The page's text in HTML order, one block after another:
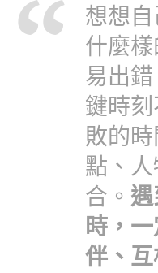
想想
什麼
易出
鍵時
敗的
點、
合。
時，
伴、